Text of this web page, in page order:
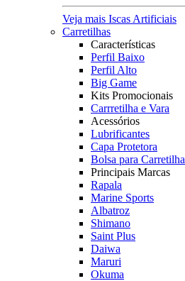
Veja mais Iscas Artificiais
Carretilhas
Características
Perfil Baixo
Perfil Alto
Big Game
Kits Promocionais
Carrretilha e Vara
Acessórios
Lubrificantes
Capa Protetora
Bolsa para Carretilha
Principais Marcas
Rapala
Marine Sports
Albatroz
Shimano
Saint Plus
Daiwa
Maruri
Okuma